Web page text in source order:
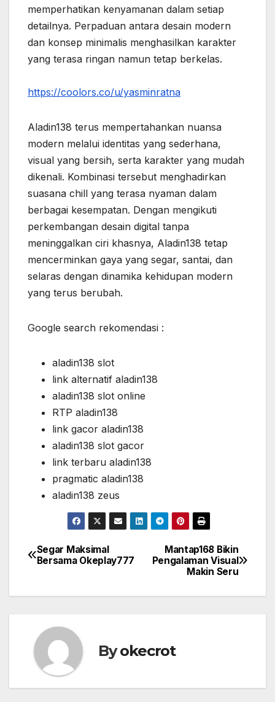
memperhatikan kenyamanan dalam setiap
detailnya. Perpaduan antara desain modern
dan konsep minimalis menghasilkan karakter
yang terasa ringan namun tetap berkelas.
https://coolors.co/u/yasminratna
Aladin138 terus mempertahankan nuansa
modern melalui identitas yang sederhana,
visual yang bersih, serta karakter yang mudah
dikenali. Kombinasi tersebut menghadirkan
suasana chill yang terasa nyaman dalam
berbagai kesempatan. Dengan mengikuti
perkembangan desain digital tanpa
meninggalkan ciri khasnya, Aladin138 tetap
mencerminkan gaya yang segar, santai, dan
selaras dengan dinamika kehidupan modern
yang terus berubah.
Google search rekomendasi :
aladin138 slot
link alternatif aladin138
aladin138 slot online
RTP aladin138
link gacor aladin138
aladin138 slot gacor
link terbaru aladin138
pragmatic aladin138
aladin138 zeus
Post
Mantap168 Bikin
Pengalaman Visual
Makin Seru
Segar Maksimal
Bersama Okeplay777
Byokecrot